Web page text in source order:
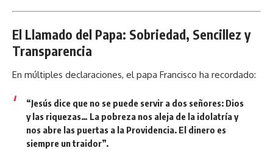
El Llamado del Papa: Sobriedad, Sencillez y
Transparencia
En múltiples declaraciones, el papa Francisco ha recordado:
“Jesús dice que no se puede servir a dos señores: Dios
y las riquezas… La pobreza nos aleja de la idolatría y
nos abre las puertas a la Providencia. El dinero es
siempre un traidor”.